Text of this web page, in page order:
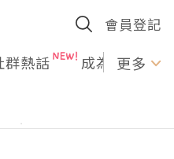
會員登記
群熱話 成為U更多